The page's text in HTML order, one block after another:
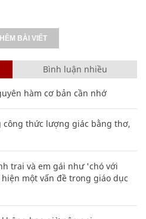
BÀI VIẾT
Bình luận nhiều
hàm cơ bản cần nhớ
công thức lượng giác bằng thơ,
trai và em gái như 'chó với
một vấn đề trong giáo dục